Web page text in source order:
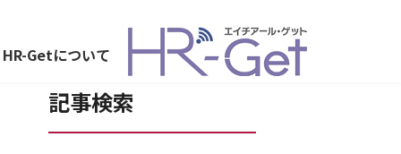
HR-Getについて
記事検索